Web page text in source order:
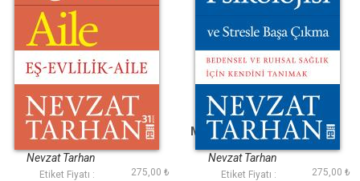
Son Sığınak Aile
Nevzat Tarhan
Etiket Fiyatı : 275,00 ₺
Mutluluk Psikolojisi
ve Stresle Başa
Çıkma
Nevzat Tarhan
Etiket Fiyatı : 275,00 ₺